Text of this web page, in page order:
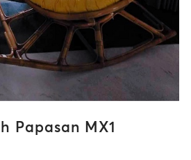
Papasan MX1